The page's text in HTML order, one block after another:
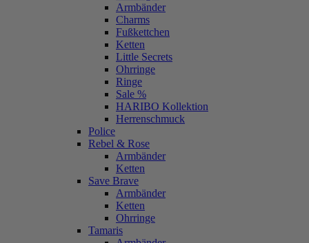
Armbänder
Charms
Fußkettchen
Ketten
Little Secrets
Ohrringe
Ringe
Sale %
HARIBO Kollektion
Herrenschmuck
Police
Rebel & Rose
Armbänder
Ketten
Save Brave
Armbänder
Ketten
Ohrringe
Tamaris